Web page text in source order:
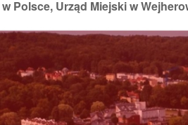
Polsce, Urząd Miejski w